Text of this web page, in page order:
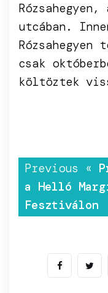
utcában.
csak
költöztek
Previous «
a Helló
Fesztiválon